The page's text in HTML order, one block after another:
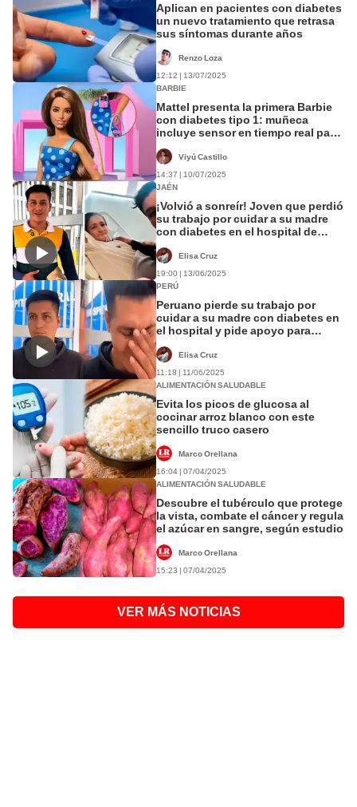
Aplican en pacientes con diabetes
un nuevo tratamiento que retrasa
sus síntomas durante años
Renzo Loza
12:12 | 13/07/2025
BARBIE
Mattel presenta la primera Barbie
con diabetes tipo 1: muñeca
incluye sensor en tiempo real para
Viyú Castillo
14:37 | 10/07/2025
JAÉN
¡Volvió a sonreír! Joven que perdió
su trabajo por cuidar a su madre
con diabetes en el hospital de
Elisa Cruz
19:00 | 13/06/2025
PERÚ
Peruano pierde su trabajo por
cuidar a su madre con diabetes en
el hospital y pide apoyo para
Elisa Cruz
11:18 | 11/06/2025
ALIMENTACIÓN SALUDABLE
Evita los picos de glucosa al
cocinar arroz blanco con este
sencillo truco casero
Marco Orellana
16:04 | 07/04/2025
ALIMENTACIÓN SALUDABLE
Descubre el tubérculo que protege
la vista, combate el cáncer y regula
el azúcar en sangre, según estudio
Marco Orellana
15:23 | 07/04/2025
VER MÁS NOTICIAS